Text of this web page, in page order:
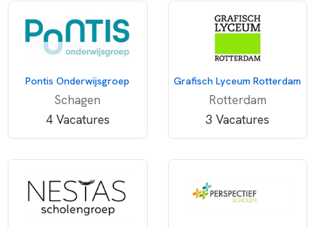
Pontis Onderwijsgroep
Schagen
4 Vacatures
Grafisch Lyceum Rotterdam
Rotterdam
3 Vacatures